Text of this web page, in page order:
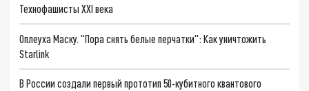
Технофашисты XXI века
Оплеуха Маску. "Пора снять белые перчатки": Как уничтожить
Starlink
В России создали первый прототип 50-кубитного квантового